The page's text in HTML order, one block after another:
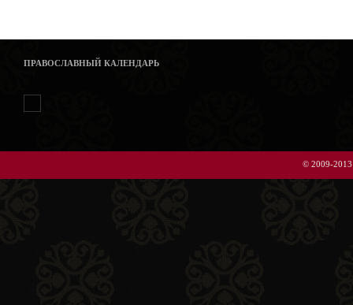
ПРАВОСЛАВНЫЙ КАЛЕНДАРЬ
© 2009-2013